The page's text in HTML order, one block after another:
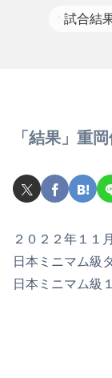
試合結
「結果」重
２０２２年１１
日本ミニマム級
日本ミニマム級